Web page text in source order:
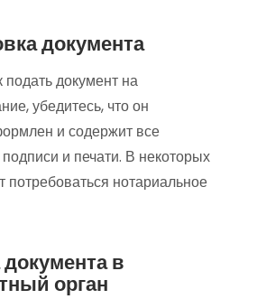
документа
документ на
убедитесь, что он
и содержит все
и печати. В некоторых
потребоваться нотариальное
в
орган